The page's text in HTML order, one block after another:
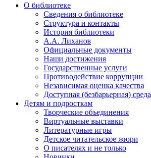
О библиотеке
Сведения о библиотеке
Структура и контакты
История библиотеки
А.А. Лиханов
Официальные документы
Наши достижения
Государственные услуги
Противодействие коррупции
Независимая оценка качества
Доступная (безбарьерная) среда
Детям и подросткам
Творческие объединения
Виртуальные выставки
Литературные игры
Детское читательское жюри
О писателях и не только